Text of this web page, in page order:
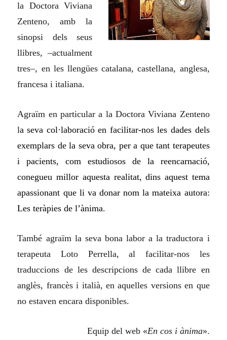
la Doctora Viviana
Zenteno,amb la
sinopsi dels seus
llibres, –actualment
tres–, en les llengües catalana, castellana, anglesa,
francesa i italiana.
Agraïm en particular a la Doctora Viviana Zenteno
la seva col·laboració en facilitar-nos les dades dels
exemplars de la seva obra, per a que tant terapeutes
i pacients, com estudiosos de la reencarnació,
conegueu millor aquesta realitat, dins aquest tema
apassionant que li va donar nom la mateixa autora:
Les teràpies de l’ànima.
També agraïm la seva bona labor a la traductora i
terapeuta Loto Perrella, al facilitar-nos les
traduccions de les descripcions de cada llibre en
anglès, francès i italià, en aquelles versions en que
no estaven encara disponibles.
Equip del web «En cos i ànima».